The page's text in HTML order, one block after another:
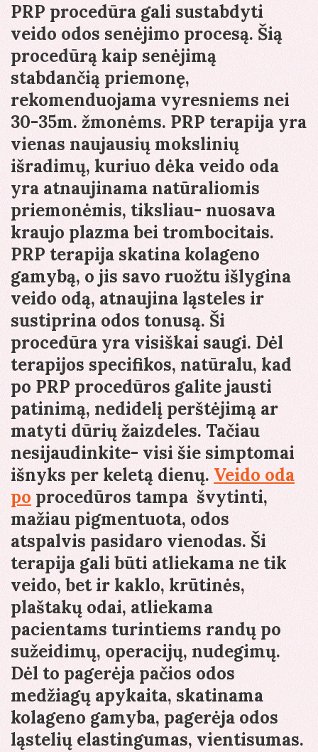
PRP procedūra gali sustabdyti
veido odos senėjimo procesą. Šią
procedūrą kaip senėjimą
stabdančią priemonę,
rekomenduojama vyresniems nei
30-35m. žmonėms. PRP terapija yra
vienas naujausių mokslinių
išradimų, kuriuo dėka veido oda
yra atnaujinama natūraliomis
priemonėmis, tiksliau- nuosava
kraujo plazma bei trombocitais.
PRP terapija skatina kolageno
gamybą, o jis savo ruožtu išlygina
veido odą, atnaujina ląsteles ir
sustiprina odos tonusą. Ši
procedūra yra visiškai saugi. Dėl
terapijos specifikos, natūralu, kad
po PRP procedūros galite jausti
patinimą, nedidelį perštėjimą ar
matyti dūrių žaizdeles. Tačiau
nesijaudinkite- visi šie simptomai
išnyks per keletą dienų. Veido oda
po procedūros tampa švytinti,
mažiau pigmentuota, odos
atspalvis pasidaro vienodas. Ši
terapija gali būti atliekama ne tik
veido, bet ir kaklo, krūtinės,
plaštakų odai, atliekama
pacientams turintiems randų po
sužeidimų, operacijų, nudegimų.
Dėl to pagerėja pačios odos
medžiagų apykaita, skatinama
kolageno gamyba, pagerėja odos
ląstelių elastingumas, vientisumas.